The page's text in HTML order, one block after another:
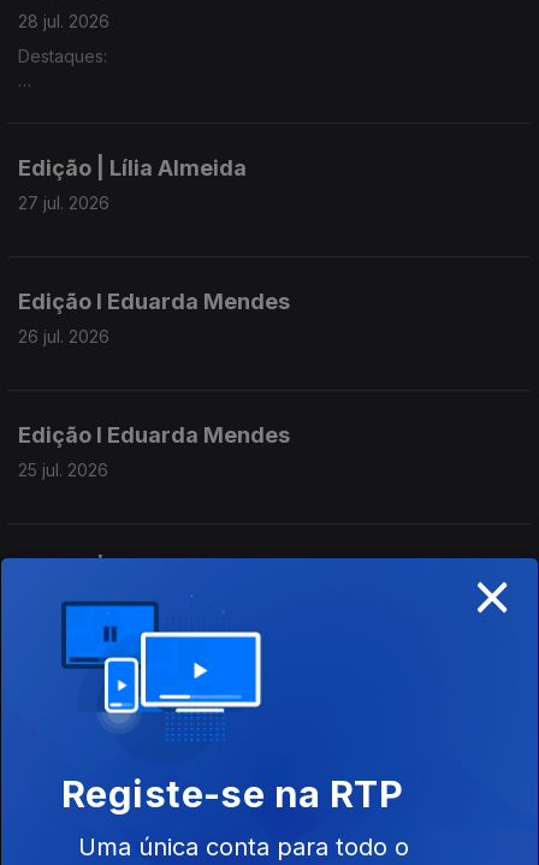
28 jul. 2026
Destaques:
► PS denuncia falta de respostas do Governo da República
sobre a requalificação da esquadra da PSP na Ribeira Grande
Edição | Lília Almeida
27 jul. 2026
Edição I Eduarda Mendes
26 jul. 2026
Edição I Eduarda Mendes
25 jul. 2026
24 jul. 2026
Edição | Lília Almeida
Edição | Lília Almeida
×
Registe-se na RTP
Uma única conta para todo o